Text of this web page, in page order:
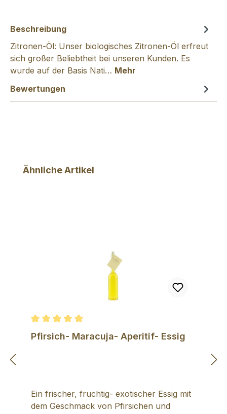
Beschreibung
Zitronen-Öl: Unser biologisches Zitronen-Öl erfreut
sich großer Beliebtheit bei unseren Kunden. Es
wurde auf der Basis Nati… Mehr
Bewertungen
Produktgalerie überspringen
Ähnliche Artikel
Durchschnittliche Bewertung von 5 von 5 Sternen
Pfirsich- Maracuja- Aperitif- Essig
Ein frischer, fruchtig- exotischer Essig mit
dem Geschmack von Pfirsichen und